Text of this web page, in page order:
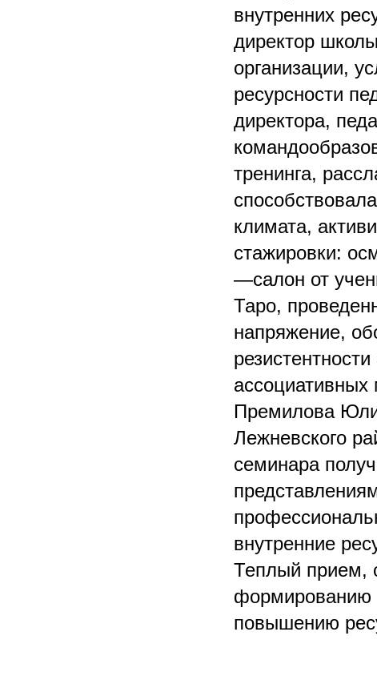
внутренних
директор
организации,
ресурсности
директора,
тренинга,
климата,
стажировки:
—салон от
Таро,
напряжение,
Премилова
Лежневского
семинара
внутренние
Теплый прием,
формированию
повышению